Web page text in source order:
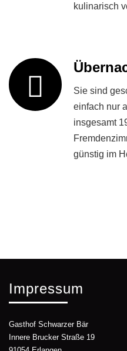
kulinarisch
Sie sind
einfach nur
insgesamt
günstig im
Impressum
Gasthof Schwarzer Bär
Innere Brucker Straße 19